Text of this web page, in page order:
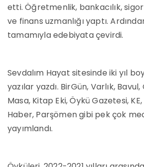
etti. Öğretmenlik, bankacılık,
ve finans uzmanlığı yaptı.
tamamıyla edebiyata çevirdi.
Sevdalım Hayat sitesinde iki yıl
yazılar yazdı. BirGün, Varlık,
Masa, Kitap Eki, Öykü Gazetesi,
Haber, Parşömen gibi pek çok
yayımlandı.